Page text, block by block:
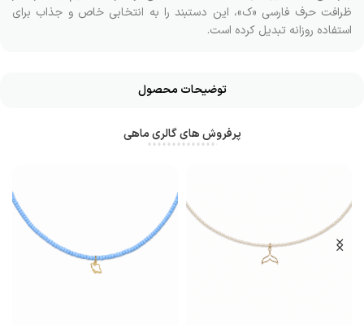
ظرافت حرف فارسی «ک»، این دستبند را به انتخابی خاص و جذاب برای
استفاده روزانه تبدیل کرده است.
توضیحات محصول
پرفروش های گالری ماهی